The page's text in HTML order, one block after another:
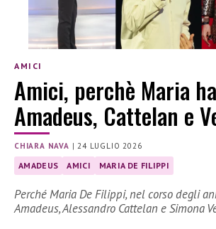
AMICI
Amici, perchè Maria
Amadeus, Cattelan e
CHIARA NAVA |24 LUGLIO 2026
AMADEUS AMICI MARIA DE FILIPPI
Perché Maria De Filippi, nel corso degli
Amadeus, Alessandro Cattelan e Simona